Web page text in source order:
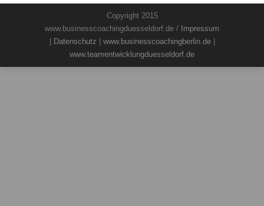
Copyright 2015
www.businesscoachingduesseldorf.de / Impressum
Datenschutz www.businesscoachingberlin.de|
www.teamentwicklungduesseldorf.de